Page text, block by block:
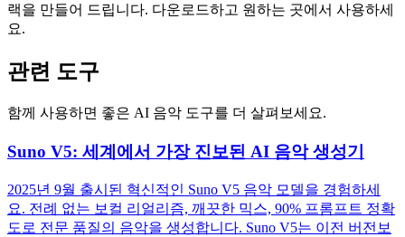
랙을 만들어 드립니다. 다운로드하고 원하는 곳에서 사용하세
요.
관련 도구
함께 사용하면 좋은 AI 음악 도구를 더 살펴보세요.
Suno V5: 세계에서 가장 진보된 AI 음악 생성기
2025년 9월 출시된 혁신적인 Suno V5 음악 모델을 경험하세
요. 전례 없는 보컬 리얼리즘, 깨끗한 믹스, 90% 프롬프트 정확
도로 전문 품질의 음악을 생성합니다. Suno V5는 이전 버전보